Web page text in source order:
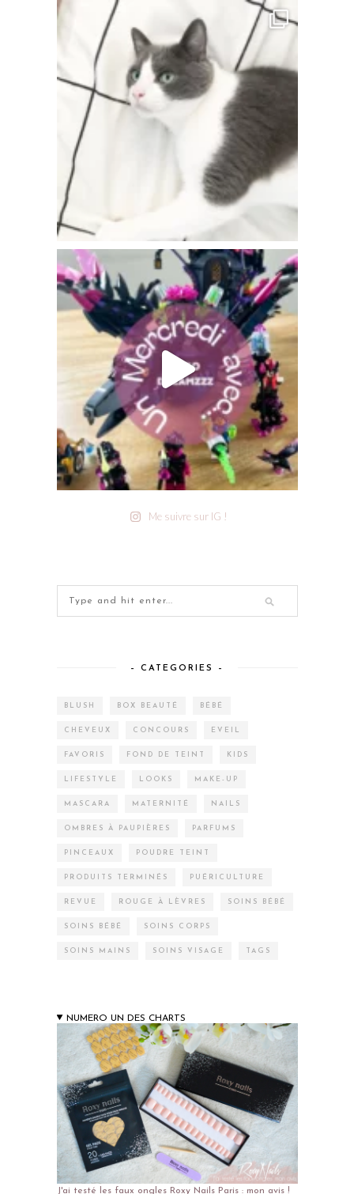
Me suivre sur IG !
– CATEGORIES –
BLUSH BOX BEAUTÉ BÉBÉ
CHEVEUX CONCOURS EVEIL
FAVORIS FOND DE TEINT KIDS
LIFESTYLE LOOKS MAKE-UP
MASCARA MATERNITÉ NAILS
OMBRES À PAUPIÈRES PARFUMS
PINCEAUX POUDRE TEINT
PRODUITS TERMINÉS PUÉRICULTURE
REVUE ROUGE À LÈVRES SOINS BÉBÉ
SOINS BÉBÉ SOINS CORPS
SOINS MAINS SOINS VISAGE TAGS
NUMERO UN DES CHARTS
J'ai testé les faux ongles Roxy Nails Paris : mon avis !